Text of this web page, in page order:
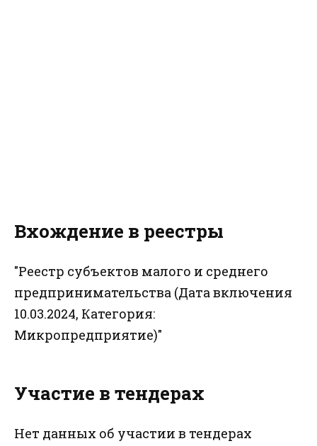
Вхождение в реестры
"Реестр субъектов малого и среднего
предпринимательства (Дата включения
10.03.2024, Категория:
Микропредприятие)"
Участие в тендерах
Нет данных об участии в тендерах